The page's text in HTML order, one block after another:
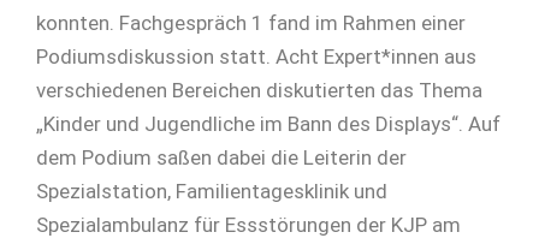
konnten. Fachgespräch 1 fand im Rahmen einer
Podiumsdiskussion statt. Acht Expert*innen aus
verschiedenen Bereichen diskutierten das Thema
„Kinder und Jugendliche im Bann des Displays“. Auf
dem Podium saßen dabei die Leiterin der
Spezialstation, Familientagesklinik und
Spezialambulanz für Essstörungen der KJP am